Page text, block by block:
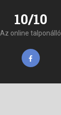
10/10
Az online talponálló